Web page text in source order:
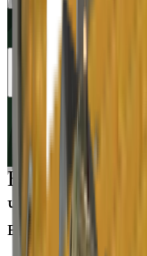
🇺🇸 Долари (USD)
🇺🇦 Гривні (UAH)
Українська
Русский
Українська
Відкрий світ
чесно та
враженнями